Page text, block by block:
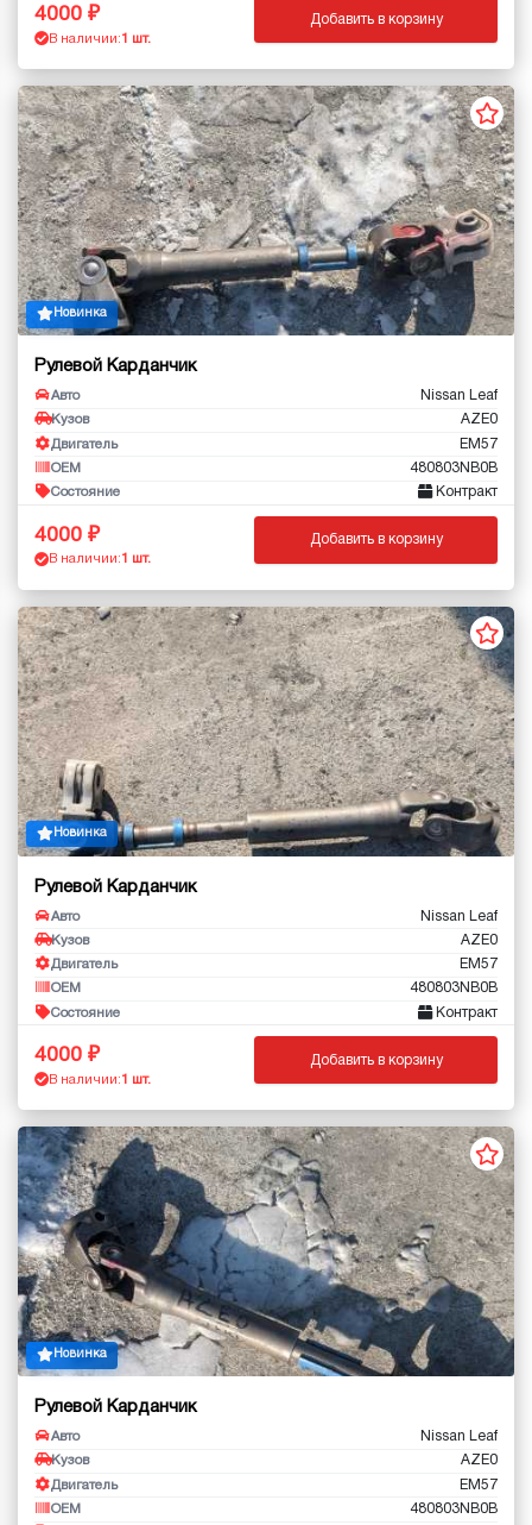
4000
В наличии: 1 шт.
Добавить в корзину
Новинка
Рулевой Карданчик
Авто Nissan Leaf
Кузов AZE0
Двигатель EM57
OEM 480803NB0B
Состояние Контракт
4000
В наличии: 1 шт.
Добавить в корзину
Новинка
Рулевой Карданчик
Авто Nissan Leaf
Кузов AZE0
Двигатель EM57
OEM 480803NB0B
Состояние Контракт
4000
В наличии: 1 шт.
Добавить в корзину
Новинка
Рулевой Карданчик
Авто Nissan Leaf
Кузов AZE0
Двигатель EM57
OEM 480803NB0B